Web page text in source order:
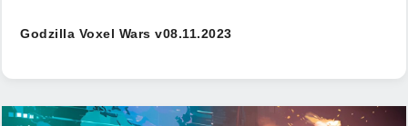
Godzilla Voxel Wars v08.11.2023